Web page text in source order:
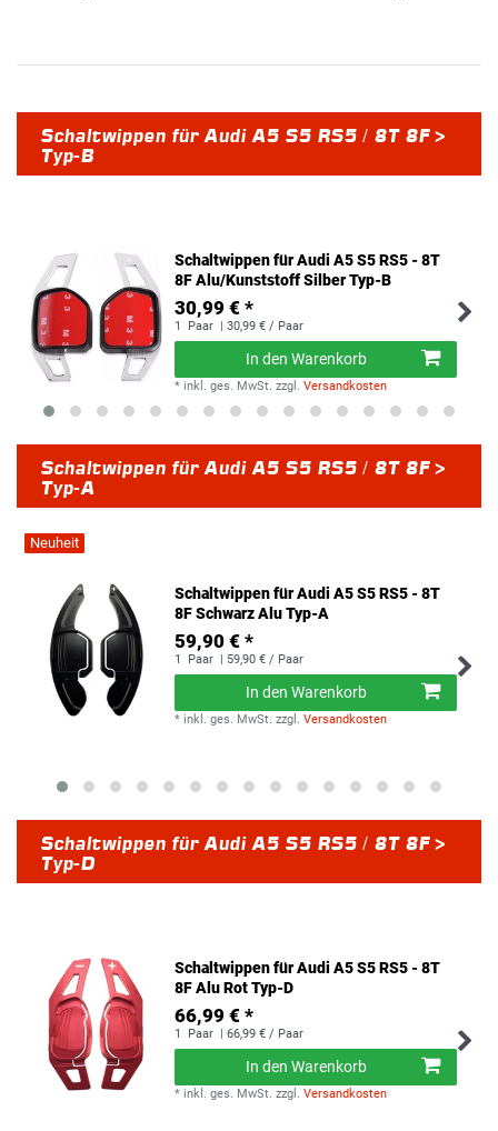
Schaltwippen für Audi A5 S5 RS5 / 8T 8F >
Typ-B
Schaltwippen für Audi A5 S5 RS5 - 8T
8F Alu/Kunststoff Silber Typ-B
30,99 € *
1 Paar | 30,99 € / Paar
In den Warenkorb
* inkl. ges. MwSt. zzgl.Versandkosten
Schaltwippen für Audi A5 S5 RS5 / 8T 8F >
Typ-A
Neuheit
Schaltwippen für Audi A5 S5 RS5 - 8T
8F Schwarz Alu Typ-A
59,90 € *
1 Paar | 59,90 € / Paar
In den Warenkorb
* inkl. ges. MwSt. zzgl.Versandkosten
Schaltwippen für Audi A5 S5 RS5 / 8T 8F >
Typ-D
Schaltwippen für Audi A5 S5 RS5 - 8T
8F Alu Rot Typ-D
66,99 € *
1 Paar | 66,99 € / Paar
In den Warenkorb
* inkl. ges. MwSt. zzgl.Versandkosten